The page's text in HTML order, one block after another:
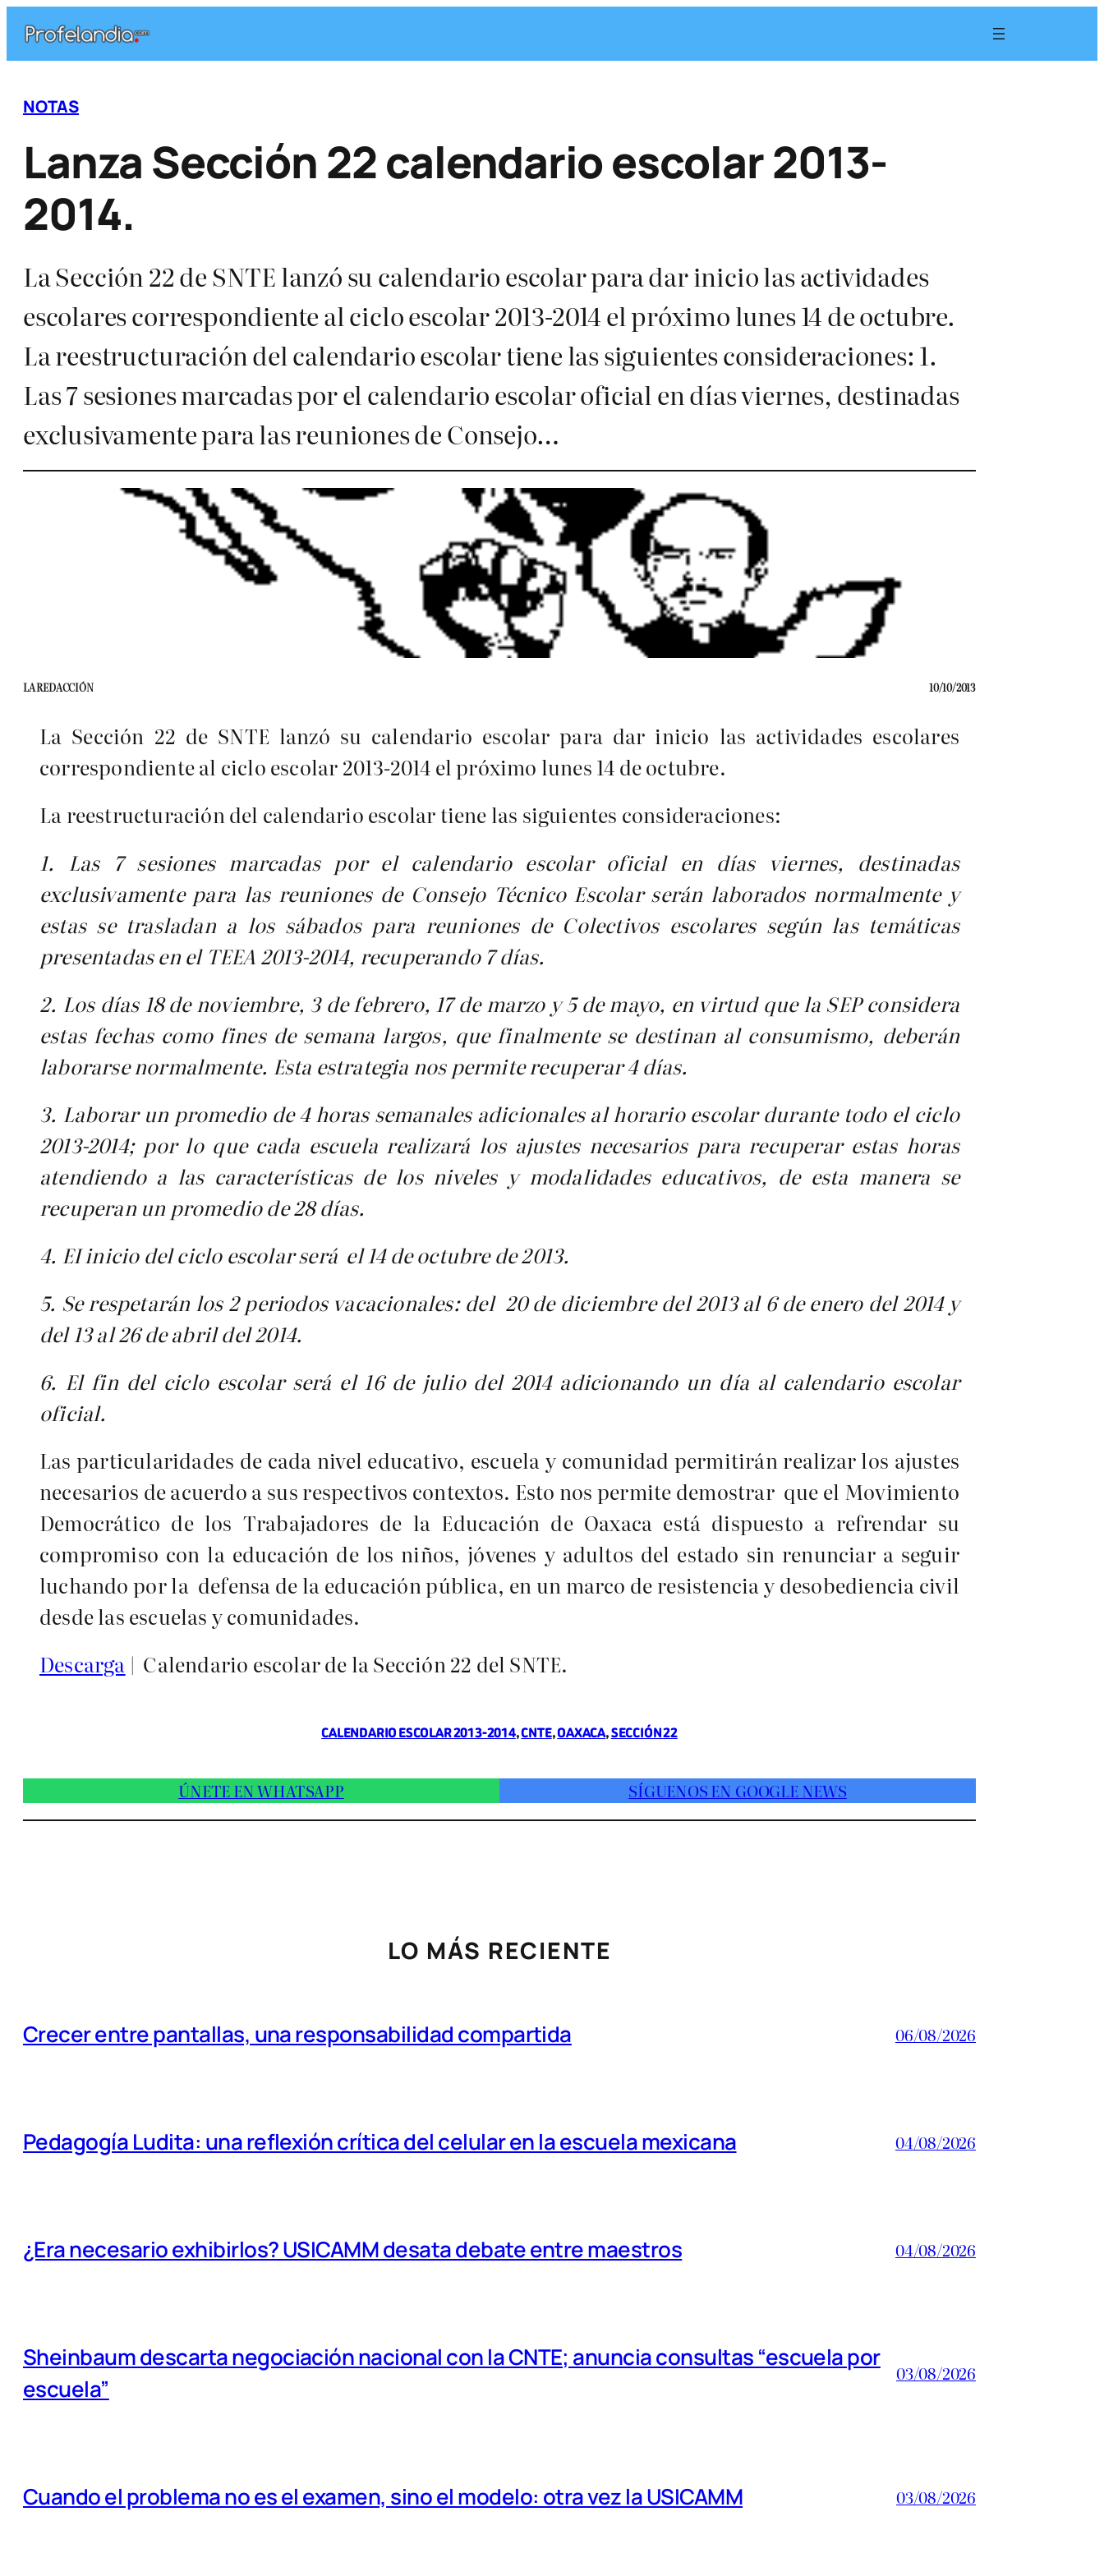
contenido
NOTAS
Lanza Sección 22 calendario escolar 2013-
2014.
La Sección 22 de SNTE lanzó su calendario escolar para dar inicio las actividades
escolares correspondiente al ciclo escolar 2013-2014 el próximo lunes 14 de octubre.
La reestructuración del calendario escolar tiene las siguientes consideraciones: 1.
Las 7 sesiones marcadas por el calendario escolar oficial en días viernes, destinadas
exclusivamente para las reuniones de Consejo…
LA REDACCIÓN 10/10/2013
La Sección 22 de SNTE lanzó su calendario escolar para dar inicio las actividades escolares
correspondiente al ciclo escolar 2013-2014 el próximo lunes 14 de octubre.
La reestructuración del calendario escolar tiene las siguientes consideraciones:
1. Las 7 sesiones marcadas por el calendario escolar oficial en días viernes, destinadas
exclusivamente para las reuniones de Consejo Técnico Escolar serán laborados normalmente y
estas se trasladan a los sábados para reuniones de Colectivos escolares según las temáticas
presentadas en el TEEA 2013-2014, recuperando 7 días.
2. Los días 18 de noviembre, 3 de febrero, 17 de marzo y 5 de mayo, en virtud que la SEP considera
estas fechas como fines de semana largos, que finalmente se destinan al consumismo, deberán
laborarse normalmente. Esta estrategia nos permite recuperar 4 días.
3. Laborar un promedio de 4 horas semanales adicionales al horario escolar durante todo el ciclo
2013-2014; por lo que cada escuela realizará los ajustes necesarios para recuperar estas horas
atendiendo a las características de los niveles y modalidades educativos, de esta manera se
recuperan un promedio de 28 días.
4. EI inicio del ciclo escolar será el 14 de octubre de 2013.
5. Se respetarán los 2 periodos vacacionales: del 20 de diciembre del 2013 al 6 de enero del 2014 y
del 13 al 26 de abril del 2014.
6. El fin del ciclo escolar será el 16 de julio del 2014 adicionando un día al calendario escolar
oficial.
Las particularidades de cada nivel educativo, escuela y comunidad permitirán realizar los ajustes
necesarios de acuerdo a sus respectivos contextos. Esto nos permite demostrar que el Movimiento
Democrático de los Trabajadores de la Educación de Oaxaca está dispuesto a refrendar su
compromiso con la educación de los niños, jóvenes y adultos del estado sin renunciar a seguir
luchando por la defensa de la educación pública, en un marco de resistencia y desobediencia civil
desde las escuelas y comunidades.
Descarga | Calendario escolar de la Sección 22 del SNTE.
CALENDARIO ESCOLAR 2013-2014, CNTE, OAXACA, SECCIÓN 22
ÚNETE EN WHATSAPP SÍGUENOS EN GOOGLE NEWS
LO MÁS RECIENTE
Crecer entre pantallas, una responsabilidad compartida 06/08/2026
Pedagogía Ludita: una reflexión crítica del celular en la escuela mexicana 04/08/2026
¿Era necesario exhibirlos? USICAMM desata debate entre maestros 04/08/2026
Sheinbaum descarta negociación nacional con la CNTE; anuncia consultas “escuela por
escuela”
03/08/2026
Cuando el problema no es el examen, sino el modelo: otra vez la USICAMM 03/08/2026